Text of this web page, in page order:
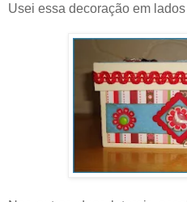
Usei essa decoração em